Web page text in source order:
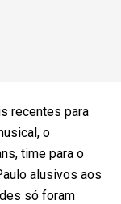
recentes para
o
time para o
alusivos aos
só foram